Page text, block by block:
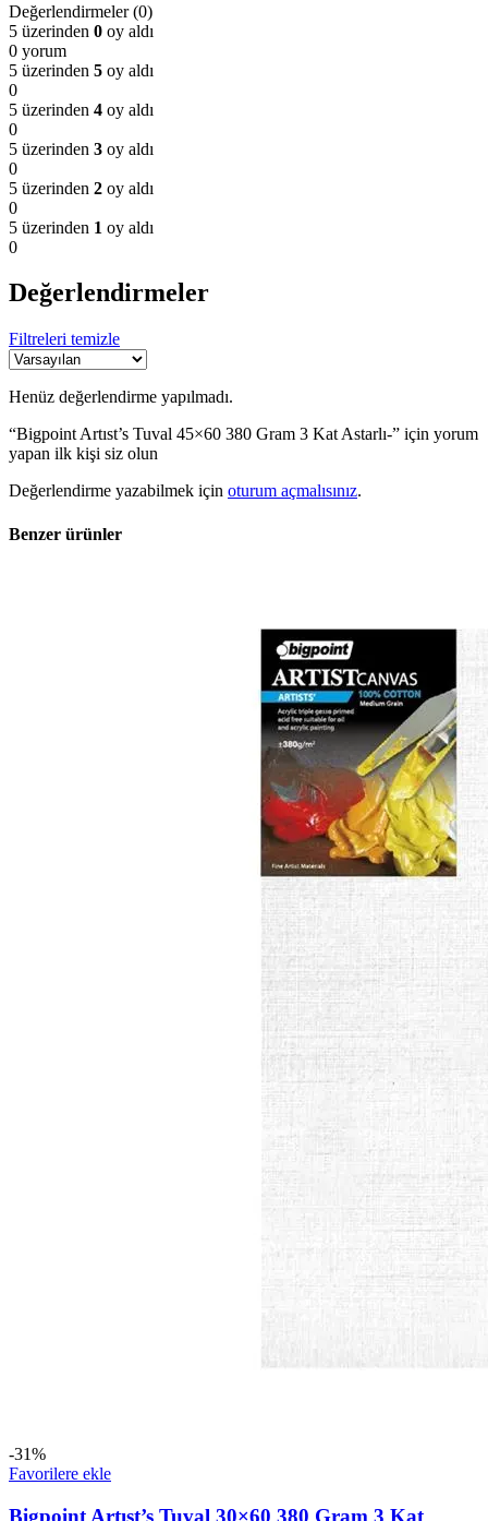
Değerlendirmeler (0)
5 üzerinden 0 oy aldı
0 yorum
5 üzerinden 5 oy aldı
0
5 üzerinden 4 oy aldı
0
5 üzerinden 3 oy aldı
0
5 üzerinden 2 oy aldı
0
5 üzerinden 1 oy aldı
0
Değerlendirmeler
Filtreleri temizle
Henüz değerlendirme yapılmadı.
“Bigpoint Artıst’s Tuval 45×60 380 Gram 3 Kat Astarlı-” için yorum
yapan ilk kişi siz olun
Değerlendirme yazabilmek için oturum açmalısınız.
Benzer ürünler
-31%
Favorilere ekle
Bigpoint Artıst’s Tuval 30×60 380 Gram 3 Kat